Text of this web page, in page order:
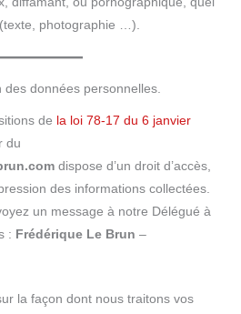
photographie …).
des données personnelles.
de la loi 78-17 du 6 janvier
du
dispose d’un droit d’accès,
des informations collectées.
un message à notre Délégué à
: Frédérique Le Brun –
la façon dont nous traitons vos